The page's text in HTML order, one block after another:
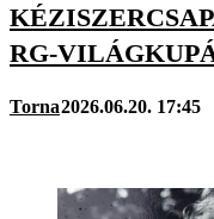
RG-
Torna2026.06.20. 17:45